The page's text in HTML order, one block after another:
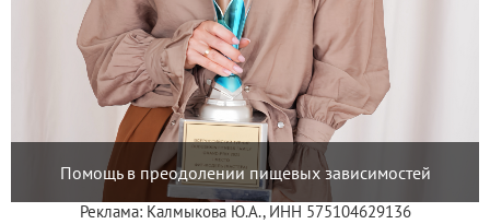
Помощь в преодолении пищевых зависимостей
Реклама: Калмыкова Ю.А., ИНН 575104629136